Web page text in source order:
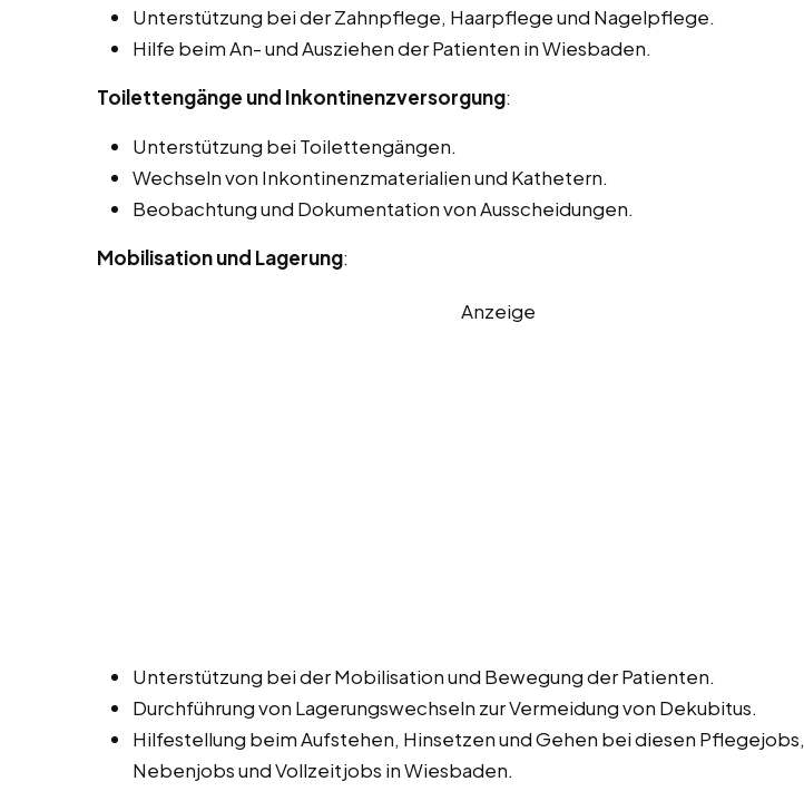
Unterstützung bei der Zahnpflege, Haarpflege und Nagelpflege.
Hilfe beim An- und Ausziehen der Patienten in Wiesbaden.
Toilettengänge und Inkontinenzversorgung:
Unterstützung bei Toilettengängen.
Wechseln von Inkontinenzmaterialien und Kathetern.
Beobachtung und Dokumentation von Ausscheidungen.
Mobilisation und Lagerung:
Anzeige
Unterstützung bei der Mobilisation und Bewegung der Patienten.
Durchführung von Lagerungswechseln zur Vermeidung von Dekubitus.
Hilfestellung beim Aufstehen, Hinsetzen und Gehen bei diesen Pflegejobs,
Nebenjobs und Vollzeitjobs in Wiesbaden.